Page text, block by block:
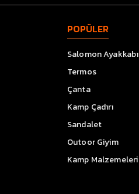
POPÜLER
Salomon Ayakkabı
Termos
Çanta
Kamp Çadırı
Sandalet
Outoor Giyim
Kamp Malzemeleri